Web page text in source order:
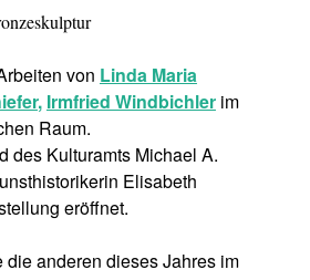
von Linda Maria
, Irmfried Windbichler im
Raum.
des Kulturamts Michael A.
Elisabeth
eröffnet.
anderen dieses Jahres im